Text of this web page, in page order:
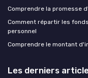
Comprendre la promesse
Comment répartir les
personnel
Comprendre le montant
Les derniers